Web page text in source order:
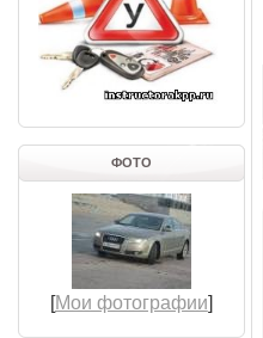
ФОТО
[Мои фотографии]